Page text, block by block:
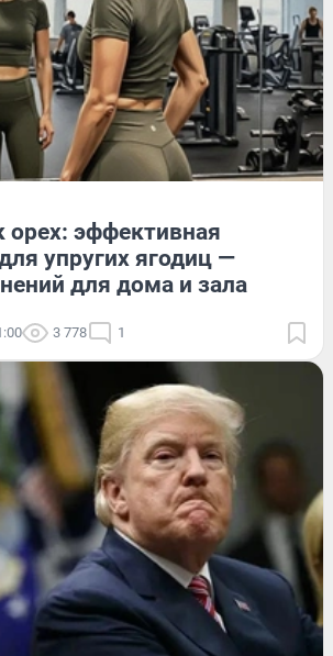
орех: эффективная
упругих ягодиц —
для дома и зала
3 778 1